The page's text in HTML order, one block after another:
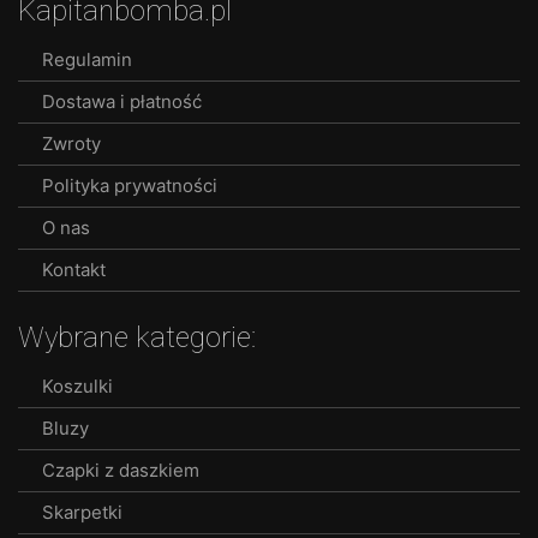
chosen
product
Kapitanbomba.pl
Regulamin
Dostawa i płatność
Zwroty
Polityka prywatności
O nas
Kontakt
Wybrane kategorie:
Koszulki
Bluzy
Czapki z daszkiem
Skarpetki